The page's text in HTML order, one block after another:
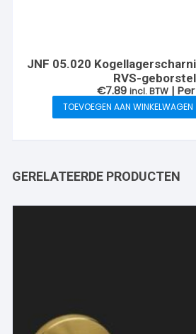
JNF 05.020
RVS-
€7.89 incl. BTW |
TOEVOEGEN AAN WINKELWAGEN
GERELATEERDE PRODUCTEN